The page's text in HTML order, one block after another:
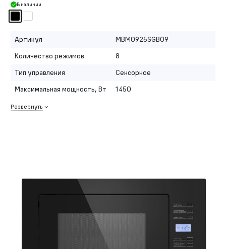
В наличии
Артикул
MBMO925SGB09
Количество режимов
8
Тип управления
Сенсорное
Максимальная мощность, Вт
1450
Развернуть